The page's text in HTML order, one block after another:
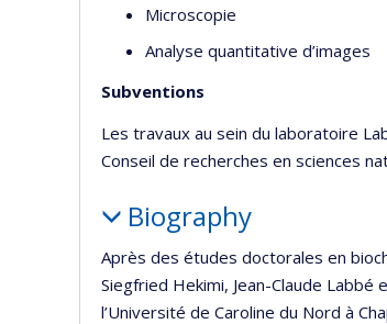
Microscopie
Analyse quantitative d’images
Subventions
Les travaux au sein du laboratoire
Conseil de recherches en sciences
Biography
Après des études doctorales en
Siegfried Hekimi, Jean-Claude
l’Université de Caroline du Nord à